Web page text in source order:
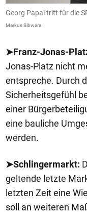
Georg Papai tritt für die
Markus Sibwara
➤Franz-Jonas-
Jonas-Platz nicht
entspreche. Durch
Sicherheitsgefühl
einer
eine bauliche
werden.
➤Schlingermarkt:
geltende letzte
letzten Zeit eine
soll an weiteren